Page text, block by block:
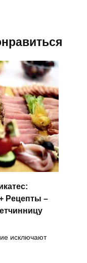
Рецепты –
исключают